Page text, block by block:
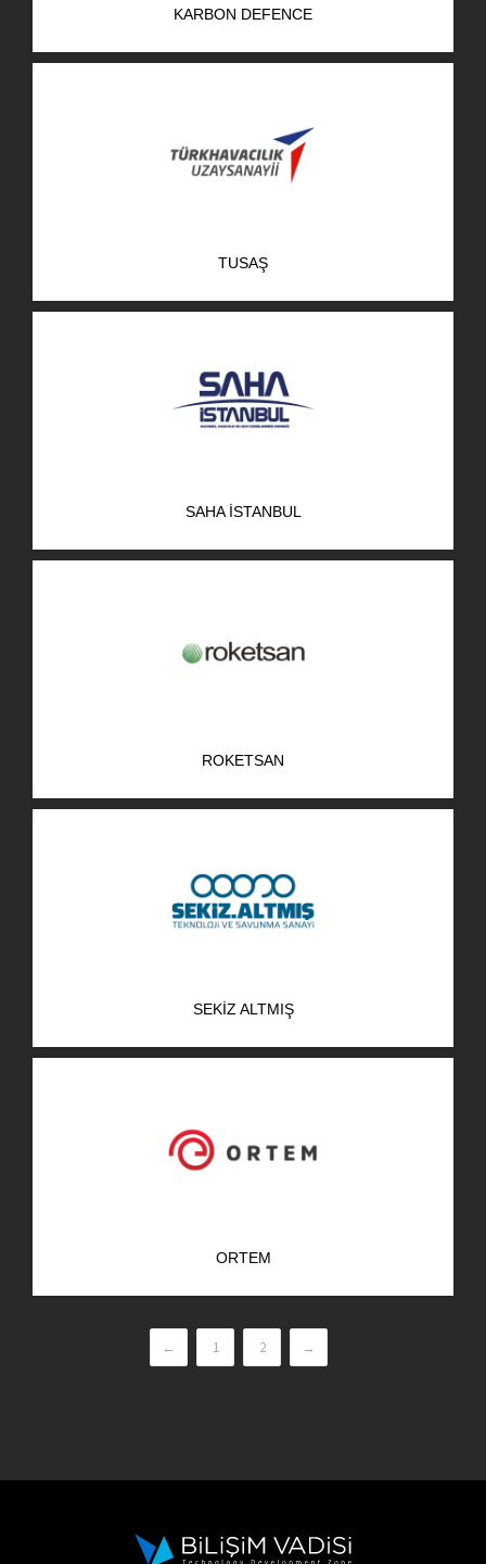
AR-GE Portal
EN
KARBON DEFENCE
TUSAŞ
SAHA İSTANBUL
ROKETSAN
SEKIZ ALTMIŞ
ORTEM
← 1 2 →